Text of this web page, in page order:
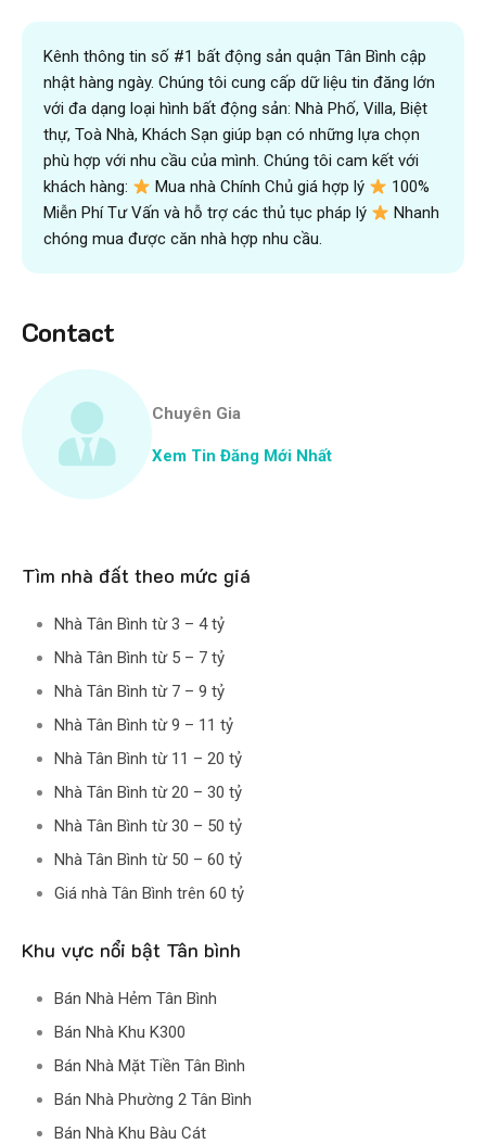
Kênh thông tin số #1 bất động sản quận Tân Bình cập
nhật hàng ngày. Chúng tôi cung cấp dữ liệu tin đăng lớn
với đa dạng loại hình bất động sản: Nhà Phố, Villa, Biệt
thự, Toà Nhà, Khách Sạn giúp bạn có những lựa chọn
phù hợp với nhu cầu của mình. Chúng tôi cam kết với
khách hàng:
Mua nhà Chính Chủ giá hợp lý
100%
Miễn Phí Tư Vấn và hỗ trợ các thủ tục pháp lý
Nhanh
chóng mua được căn nhà hợp nhu cầu.
Contact
Chuyên Gia
Xem Tin Đăng Mới Nhất
Tìm nhà đất theo mức giá
Nhà Tân Bình từ 3 – 4 tỷ
Nhà Tân Bình từ 5 – 7 tỷ
Nhà Tân Bình từ 7 – 9 tỷ
Nhà Tân Bình từ 9 – 11 tỷ
Nhà Tân Bình từ 11 – 20 tỷ
Nhà Tân Bình từ 20 – 30 tỷ
Nhà Tân Bình từ 30 – 50 tỷ
Nhà Tân Bình từ 50 – 60 tỷ
Giá nhà Tân Bình trên 60 tỷ
Khu vực nổi bật Tân bình
Bán Nhà Hẻm Tân Bình
Bán Nhà Khu K300
Bán Nhà Mặt Tiền Tân Bình
Bán Nhà Phường 2 Tân Bình
Bán Nhà Khu Bàu Cát